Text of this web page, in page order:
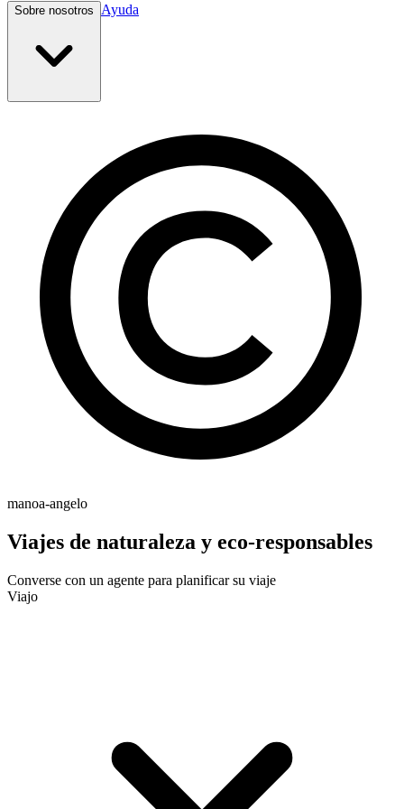
Sobre nosotros Ayuda
manoa-angelo
Viajes de naturaleza y eco-responsables
Converse con un agente para planificar su viaje
Viajo